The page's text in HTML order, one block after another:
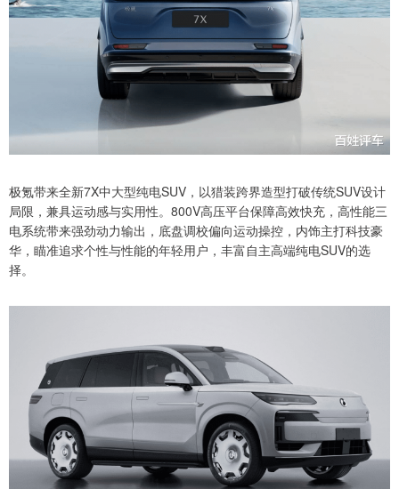
极氪带来全新7X中大型纯电SUV，以猎装跨界造型打破传统SUV设计
局限，兼具运动感与实用性。800V高压平台保障高效快充，高性能三
电系统带来强劲动力输出，底盘调校偏向运动操控，内饰主打科技豪
华，瞄准追求个性与性能的年轻用户，丰富自主高端纯电SUV的选
择。